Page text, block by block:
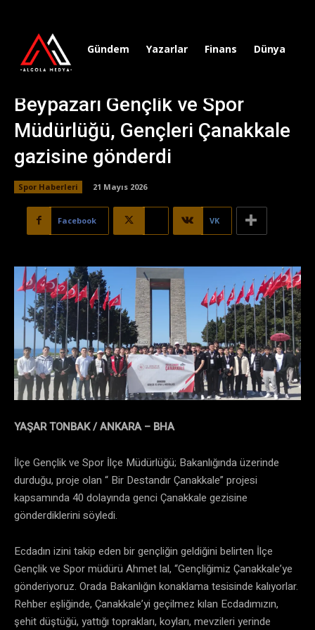
Gündem Yazarlar Finans Dünya
Beypazarı Gençlik ve Spor
Müdürlüğü, Gençleri Çanakkale
gazisine gönderdi
Spor Haberleri 21 Mayıs 2026
Facebook VK
YAŞAR TONBAK / ANKARA – BHA
İlçe Gençlik ve Spor İlçe Müdürlüğü; Bakanlığında üzerinde
durduğu, proje olan “ Bir Destandır Çanakkale” projesi
kapsamında 40 dolayında genci Çanakkale gezisine
gönderdiklerini söyledi.
Ecdadın izini takip eden bir gençliğin geldiğini belirten İlçe
Gençlik ve Spor müdürü Ahmet lal, “Gençliğimiz Çanakkale’ye
gönderiyoruz. Orada Bakanlığın konaklama tesisinde kalıyorlar.
Rehber eşliğinde, Çanakkale’yi geçilmez kılan Ecdadımızın,
şehit düştüğü, yattığı toprakları, koyları, mevzileri yerinde